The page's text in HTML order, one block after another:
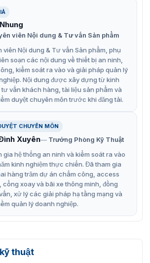
của ZKTeco BL-852O38S
H.265 là sự tối ưu hóa tiến hóa của
thống. Nó bao gồm một loạt các chiến
ROI động, giảm nhiễu 2D & 3D
cung cấp video chất lượng cao và tiết
băng thông và bộ nhớ lên đến 70%.
thiết kế cơ học chính xác và vỏ kim loại
IP của dòng BioEco được xếp
dung sai điện áp đầu vào, máy ảnh
an toàn trong điều kiện nguồn điện
không ổn định.
độ làm việc từ -30 ° C đến 60 ° C,
được sử dụng trong nhiều môi trường
nghiệt.
ZKTeco BL-852O38S
viên Nội dung & Tư vấn Sản phẩm
viên Nội dung & Tư vấn Sản phẩm, phụ
soạn các nội dung về thiết bị an ninh,
kiểm soát ra vào và giải pháp quản lý
Nội dung được xây dựng từ kinh
tư vấn khách hàng, tài liệu sản phẩm và
duyệt chuyên môn trước khi đăng tải.
CHUYÊN MÔN
Xuyên
Trưởng Phòng Kỹ Thuật
gia hệ thống an ninh và kiểm soát ra vào
kinh nghiệm thực chiến. Đã tham gia
hàng trăm dự án chấm công, access
cổng xoay và bãi xe thông minh, đồng
xử lý các giải pháp hạ tầng mạng và
quản lý doanh nghiệp.
thuật